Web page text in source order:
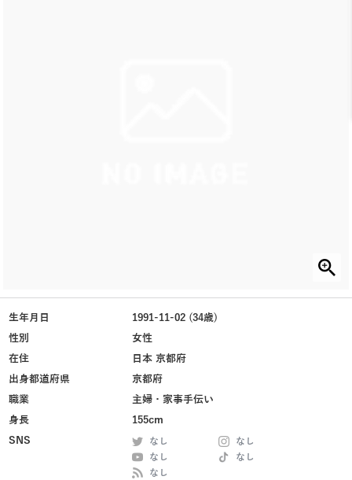
生年月日
1991-11-02 (34歳)
性別
女性
在住
日本 京都府
出身都道府県
京都府
職業
主婦・家事手伝い
身長
155cm
SNS
なし
なし
なし
なし
なし